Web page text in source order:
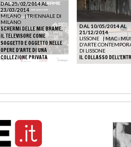
DAL 25/02/2014 AL
23/03/2014
MILANO |TRIENNALE DI
MILANO
SCHERMI DELLE MIE BRAME.
IL TELEVISORE COME
SOGGETTO E OGGETTO NELLE
OPERE D'ARTE DI UNA
COLLEZIONE PRIVATA
DAL 10/05/2014 AL
21/12/2014
LISSONE
|MAC -
D'ARTE
DI LISSONE
IL COLLASSO